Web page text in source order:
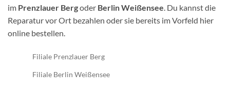
im Prenzlauer Bergoder Berlin Weißensee . Du kannst die
Reparatur vor Ort bezahlen oder sie bereits im Vorfeld hier
online bestellen.
Filiale Prenzlauer Berg
Filiale Berlin Weißensee